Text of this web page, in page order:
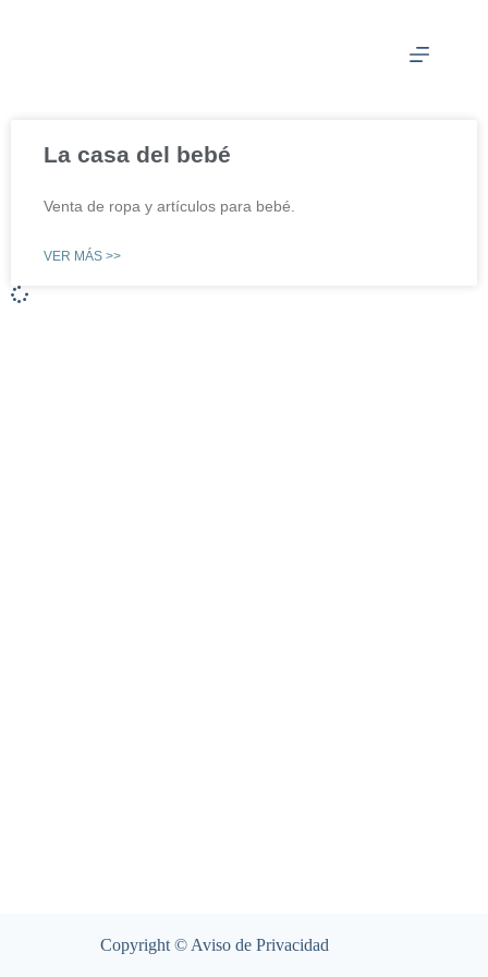
La casa del bebé
Venta de ropa y artículos para bebé.
VER MÁS >>
Copyright © Aviso de Privacidad